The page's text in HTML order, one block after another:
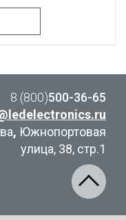
8 (800)500-36-65
, Южнопортовая
улица, 38, стр.1